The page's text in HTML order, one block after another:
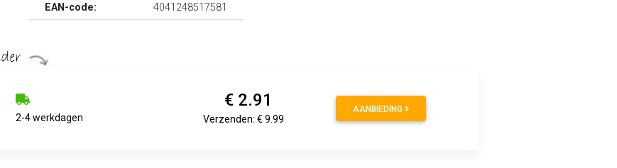
EAN-code:
4041248517581
2-4 werkdagen
€ 2.91
Verzenden: € 9.99
AANBIEDING